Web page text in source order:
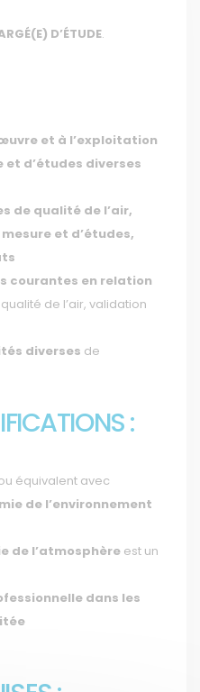
D’ÉTUDE.
et à l’exploitation
d’études diverses
de qualité de l’air,
et d’études,
courantes en relation
de l’air, validation
diverses de
:
équivalent avec
de l’environnement
de l’atmosphère est un
dans les